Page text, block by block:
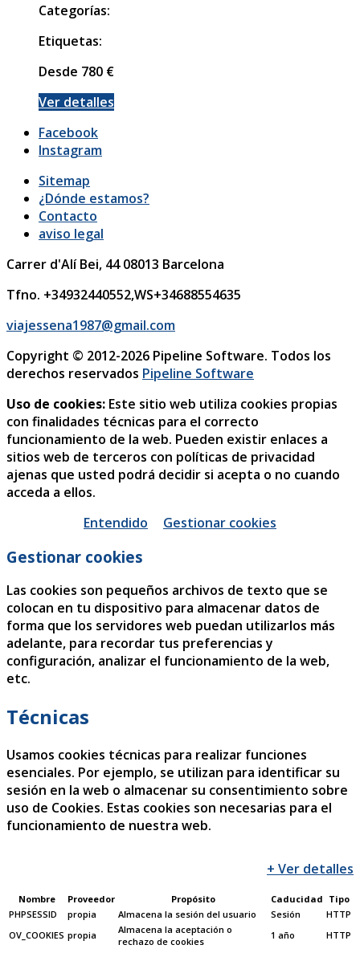
Categorías:
Etiquetas:
Desde 780 €
Ver detalles
Facebook
Instagram
Sitemap
¿Dónde estamos?
Contacto
aviso legal
Carrer d'Alí Bei, 44 08013 Barcelona
Tfno. +34932440552,WS+34688554635
viajessena1987@gmail.com
Copyright © 2012-2026 Pipeline Software. Todos los
derechos reservados Pipeline Software
Uso de cookies: Este sitio web utiliza cookies propias
con finalidades técnicas para el correcto
funcionamiento de la web. Pueden existir enlaces a
sitios web de terceros con políticas de privacidad
ajenas que usted podrá decidir si acepta o no cuando
acceda a ellos.
Entendido
Gestionar cookies
Gestionar cookies
Las cookies son pequeños archivos de texto que se
colocan en tu dispositivo para almacenar datos de
forma que los servidores web puedan utilizarlos más
adelante, para recordar tus preferencias y
configuración, analizar el funcionamiento de la web,
etc.
Técnicas
Usamos cookies técnicas para realizar funciones
esenciales. Por ejemplo, se utilizan para identificar su
sesión en la web o almacenar su consentimiento sobre
uso de Cookies. Estas cookies son necesarias para el
funcionamiento de nuestra web.
+ Ver detalles
Nombre Proveedor Propósito Caducidad Tipo
PHPSESSID
propia Almacena la sesión del usuario Sesión
HTTP
OV_COOKIES propia
Almacena la aceptación o
rechazo de cookies
1 año HTTP